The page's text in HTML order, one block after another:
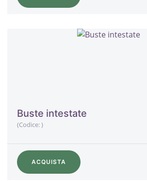
Buste intestate
(Codice:)
ACQUISTA